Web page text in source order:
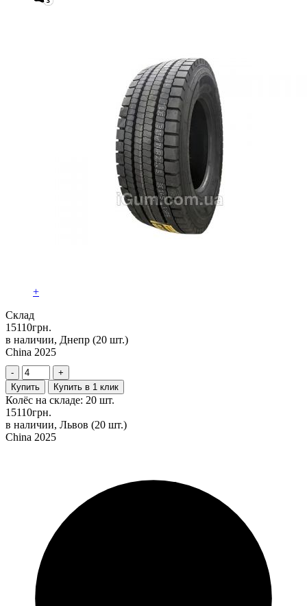
+
Склад
15110грн.
в наличии, Днепр (20 шт.)
China 2025
-
+
Купить
Купить в 1 клик
Колёс на складе: 20 шт.
15110грн.
в наличии, Львов (20 шт.)
China 2025